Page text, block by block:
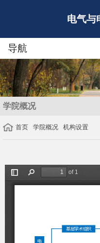
电气与
导航
学院概况
首页 学院概况 机构设置